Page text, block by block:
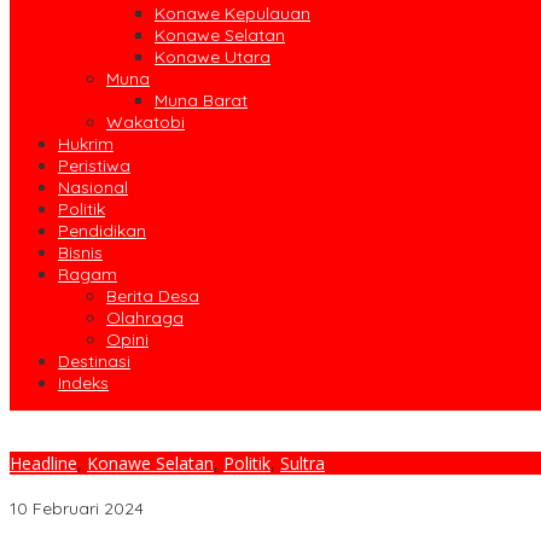
Konawe Kepulauan
Konawe Selatan
Konawe Utara
Muna
Muna Barat
Wakatobi
Hukrim
Peristiwa
Nasional
Politik
Pendidikan
Bisnis
Ragam
Berita Desa
Olahraga
Opini
Destinasi
Indeks
Headline, Konawe Selatan, Politik, Sultra
10 Februari 2024